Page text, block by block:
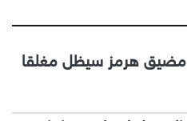
هرمز سيظل مغلقا